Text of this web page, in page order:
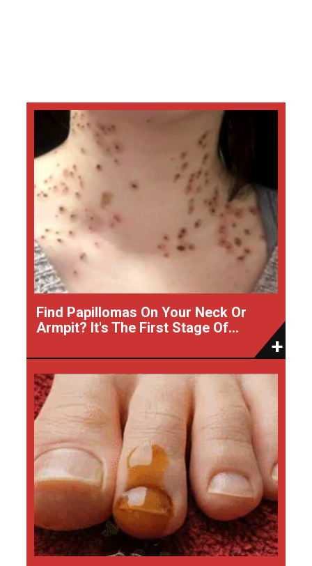
Find Papillomas On Your Neck Or
Armpit? It's The First Stage Of...